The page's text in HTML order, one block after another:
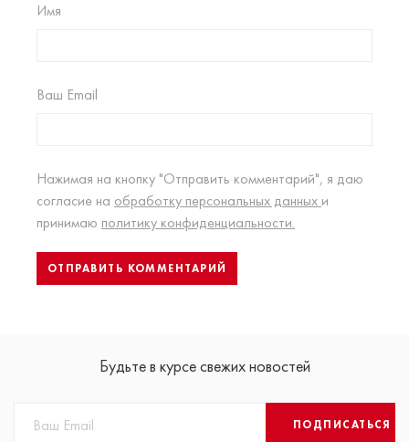
Имя
Ваш Email
Нажимая на кнопку "Отправить комментарий", я даю
согласие на обработку персональных данных и
принимаю политику конфиденциальности.
Будьте в курсе свежих новостей
ПОДПИСАТЬСЯ